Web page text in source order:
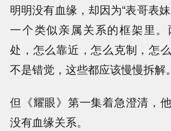
明明没有血缘，却因为“表哥表
一个类似亲属关系的框架里
处，怎么靠近，怎么克制，怎
不是错觉，这些都应该慢慢拆解。
但《耀眼》第一集着急澄清，
没有血缘关系。